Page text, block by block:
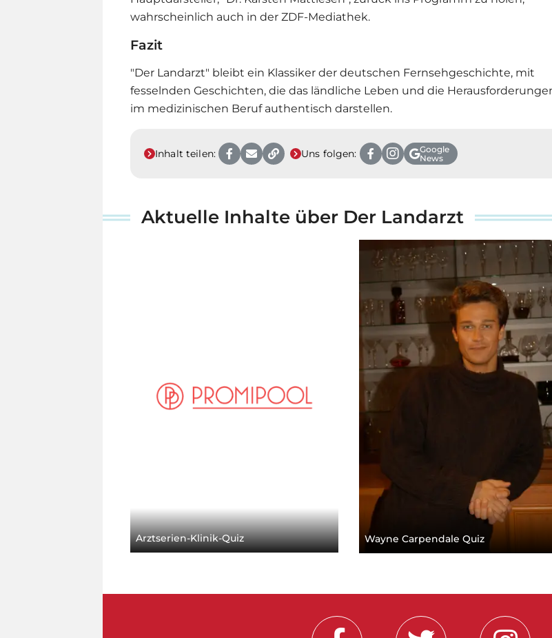
wahrscheinlich auch in der ZDF-Mediathek​​.
Fazit
"Der Landarzt" bleibt ein Klassiker der deutschen Fernsehgeschichte, mit
fesselnden Geschichten, die das ländliche Leben und die
im medizinischen Beruf authentisch darstellen.
Inhalt teilen: Uns folgen:
Google
News
Aktuelle Inhalte über Der Landarzt
Arztserien-Klinik-Quiz Wayne Carpendale Quiz